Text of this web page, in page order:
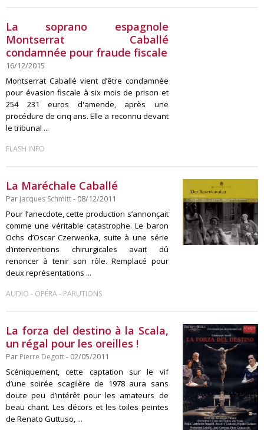
La soprano espagnole
Montserrat Caballé
condamnée pour fraude fiscale
16/12/2015
Montserrat Caballé vient d’être condamnée
pour évasion fiscale à six mois de prison et
254 231 euros d'amende, après une
procédure de cinq ans. Elle a reconnu devant
le tribunal ...
FLASH INFO
La Maréchale Caballé
Par Jacques Schmitt- 08/12/2011
Pour l’anecdote, cette production s’annonçait
comme une véritable catastrophe. Le baron
Ochs d’Oscar Czerwenka, suite à une série
d’interventions chirurgicales avait dû
renoncer à tenir son rôle. Remplacé pour
deux représentations ...
AUDIO - OPÉRA- PARUTIONS
La forza del destino à la Scala,
un régal pour les oreilles !
Par Pierre Degott- 02/05/2011
Scéniquement, cette captation sur le vif
d’une soirée scagilère de 1978 aura sans
doute peu d’intérêt pour les amateurs de
beau chant. Les décors et les toiles peintes
de Renato Guttuso, ...